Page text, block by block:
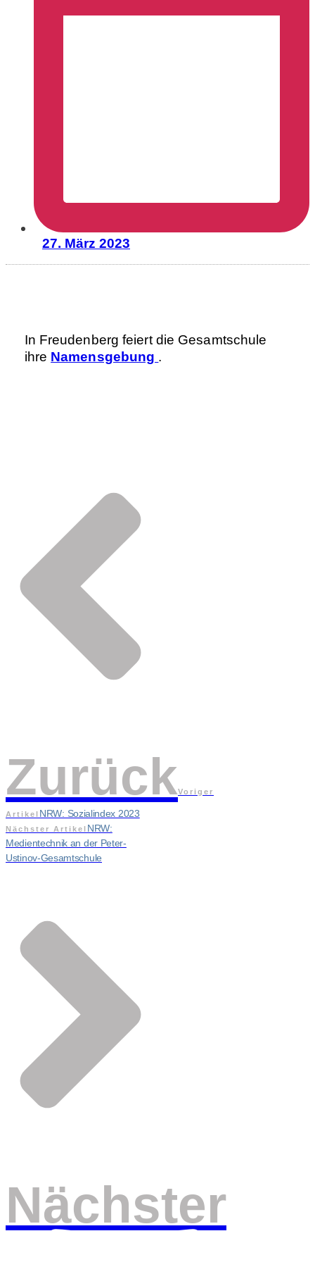
27. März 2023
In Freudenberg feiert die Gesamtschule
ihre Namensgebung .
ZurückVoriger
Artikel NRW: Sozialindex 2023
Nächster Artikel NRW:
Medientechnik an der Peter-
Ustinov-Gesamtschule
Nächster